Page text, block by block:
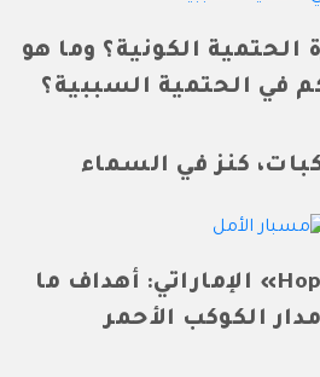
الحتمية الكونية؟ وما هو
في الحتمية السببية؟
كنز في السماء
مسبار «الأمل-Hope» الإماراتي: أهداف ما
الكوكب الأحمر